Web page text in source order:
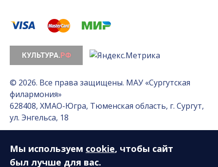
© 2026. Все права защищены. МАУ «Сургутская
филармония»
628408, ХМАО-Югра, Тюменская область, г. Сургут,
ул. Энгельса, 18
Разработка сайта — Интернет-лаборатория
«Делиссимо»
Мы используем cookie, чтобы сайт
был лучше для вас.